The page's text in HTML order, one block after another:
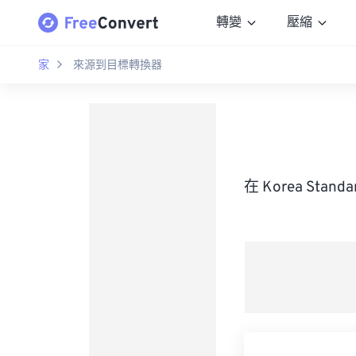
轉變 壓縮
家 來源到目標轉換器
在 Korea